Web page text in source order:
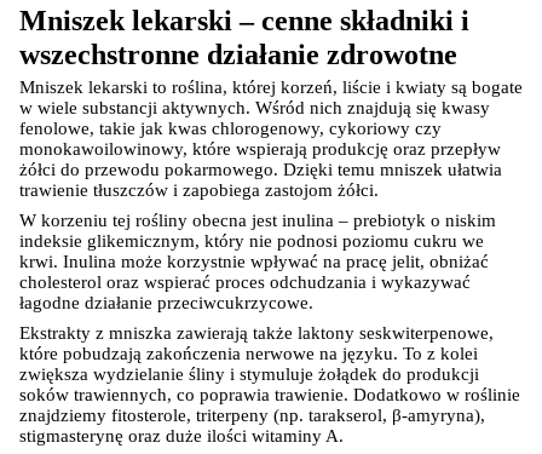
Mniszek lekarski – cenne składniki i
wszechstronne działanie zdrowotne
Mniszek lekarski to roślina, której korzeń, liście i kwiaty są bogate
w wiele substancji aktywnych. Wśród nich znajdują się kwasy
fenolowe, takie jak kwas chlorogenowy, cykoriowy czy
monokawoilowinowy, które wspierają produkcję oraz przepływ
żółci do przewodu pokarmowego. Dzięki temu mniszek ułatwia
trawienie tłuszczów i zapobiega zastojom żółci.
W korzeniu tej rośliny obecna jest inulina – prebiotyk o niskim
indeksie glikemicznym, który nie podnosi poziomu cukru we
krwi. Inulina może korzystnie wpływać na pracę jelit, obniżać
cholesterol oraz wspierać proces odchudzania i wykazywać
łagodne działanie przeciwcukrzycowe.
Ekstrakty z mniszka zawierają także laktony seskwiterpenowe,
które pobudzają zakończenia nerwowe na języku. To z kolei
zwiększa wydzielanie śliny i stymuluje żołądek do produkcji
soków trawiennych, co poprawia trawienie. Dodatkowo w roślinie
znajdziemy fitosterole, triterpeny (np. tarakserol, β-amyryna),
stigmasterynę oraz duże ilości witaminy A.